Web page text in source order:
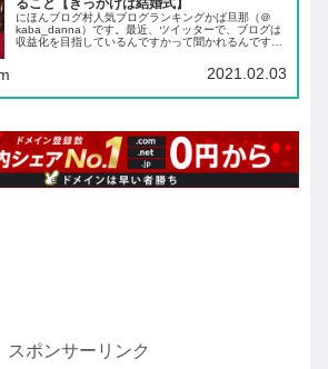
ること【きっかけは結婚式】
にほんブログ村人気ブログランキングかば旦那（＠
kaba_danna）です。最近、ツイッターで、ブログは
収益化を目指しているんですかって聞かれるんです
す。しかし、このブログの主な目的は「本ブログに...
2021.02.03
スポンサーリンク